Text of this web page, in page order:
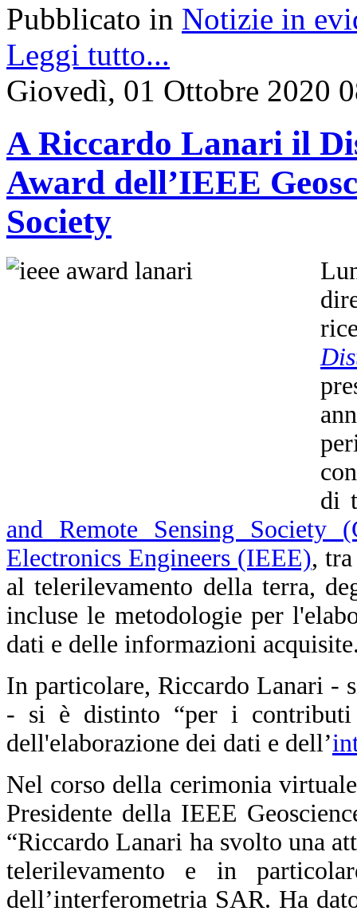
Pubblicato in Notizie in
Leggi tutto...
Giovedì, 01 Ottobre 2020
A Riccardo Lanari il
Award dell’IEEE
Society
di
and Remote Sensing Society
Electronics Engineers (IEEE),
al telerilevamento della terra,
incluse le metodologie per
dati e delle informazioni
In particolare, Riccardo Lanari -
- si è distinto “per i contributi
dell'elaborazione dei dati e dell’
Nel corso della cerimonia
Presidente della IEEE
“Riccardo Lanari ha svolto una
telerilevamento e in
dell’interferometria SAR. Ha